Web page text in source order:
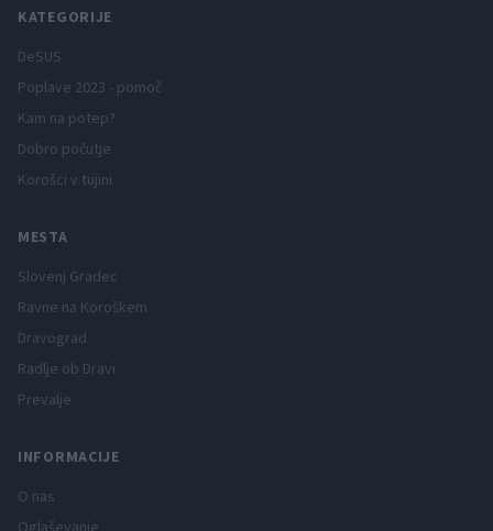
KATEGORIJE
DeSUS
Poplave 2023 - pomoč
Kam na potep?
Dobro počutje
Korošci v tujini
MESTA
Slovenj Gradec
Ravne na Koroškem
Dravograd
Radlje ob Dravi
Prevalje
INFORMACIJE
O nas